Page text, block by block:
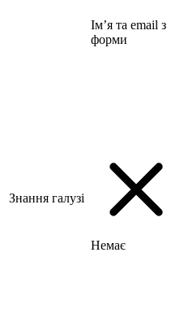
Ім’я та email з
форми
Знання галузі
Немає